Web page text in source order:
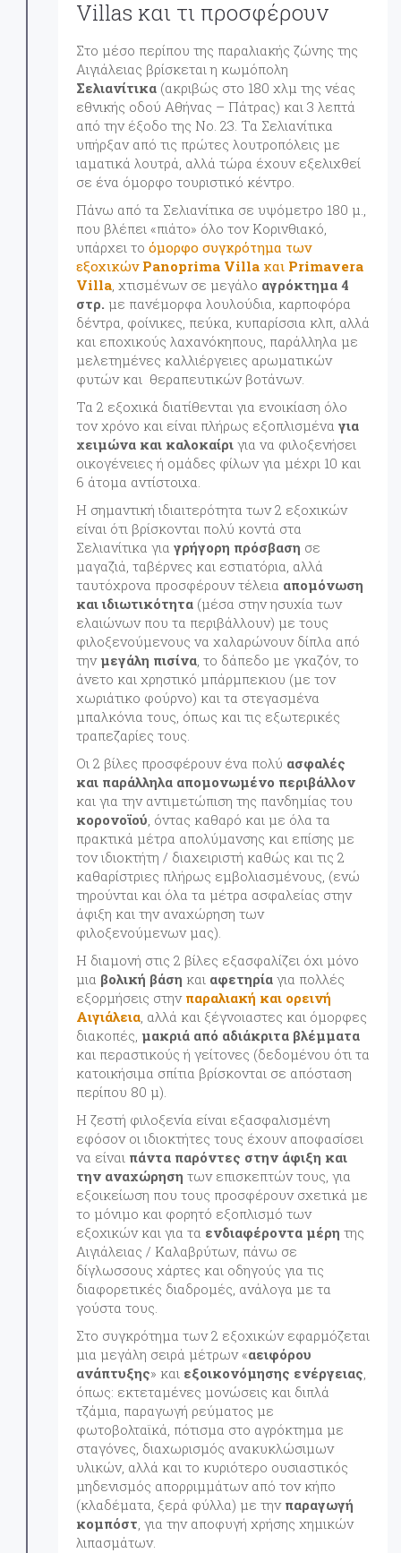
Villas και τι προσφέρουν
Στο μέσο περίπου της παραλιακής ζώνης της
Αιγιάλειας βρίσκεται η κωμόπολη
Σελιανίτικα (ακριβώς στο 180 χλμ της νέας
εθνικής οδού Αθήνας – Πάτρας) και 3 λεπτά
από την έξοδο της Νο. 23. Τα Σελιανίτικα
υπήρξαν από τις πρώτες λουτροπόλεις με
ιαματικά λουτρά, αλλά τώρα έχουν εξελιχθεί
σε ένα όμορφο τουριστικό κέντρο.
Πάνω από τα Σελιανίτικα σε υψόμετρο 180 μ.,
που βλέπει «πιάτο» όλο τον Κορινθιακό,
υπάρχει το όμορφο συγκρότημα των
εξοχικών Panoprima Villa και Primavera
Villa, χτισμένων σε μεγάλο αγρόκτημα 4
στρ. με πανέμορφα λουλούδια, καρποφόρα
δέντρα, φοίνικες, πεύκα, κυπαρίσσια κλπ, αλλά
και εποχικούς λαχανόκηπους, παράλληλα με
μελετημένες καλλιέργειες αρωματικών
φυτών και θεραπευτικών βοτάνων.
Τα 2 εξοχικά διατίθενται για ενοικίαση όλο
τον χρόνο και είναι πλήρως εξοπλισμένα για
χειμώνα και καλοκαίρι για να φιλοξενήσει
οικογένειες ή ομάδες φίλων για μέχρι 10 και
6 άτομα αντίστοιχα.
Η σημαντική ιδιαιτερότητα των 2 εξοχικών
είναι ότι βρίσκονται πολύ κοντά στα
Σελιανίτικα για γρήγορη πρόσβαση σε
μαγαζιά, ταβέρνες και εστιατόρια, αλλά
ταυτόχρονα προσφέρουν τέλεια απομόνωση
και ιδιωτικότητα (μέσα στην ησυχία των
ελαιώνων που τα περιβάλλουν) με τους
φιλοξενούμενους να χαλαρώνουν δίπλα από
την μεγάλη πισίνα, το δάπεδο με γκαζόν, το
άνετο και χρηστικό μπάρμπεκιου (με τον
χωριάτικο φούρνο) και τα στεγασμένα
μπαλκόνια τους, όπως και τις εξωτερικές
τραπεζαρίες τους.
Οι 2 βίλες προσφέρουν ένα πολύ ασφαλές
και παράλληλα απομονωμένο περιβάλλον
και για την αντιμετώπιση της πανδημίας του
κορονοϊού, όντας καθαρό και με όλα τα
πρακτικά μέτρα απολύμανσης και επίσης με
τον ιδιοκτήτη / διαχειριστή καθώς και τις 2
καθαρίστριες πλήρως εμβολιασμένους, (ενώ
τηρούνται και όλα τα μέτρα ασφαλείας στην
άφιξη και την αναχώρηση των
φιλοξενούμενων μας).
Η διαμονή στις 2 βίλες εξασφαλίζει όχι μόνο
μια βολική βάση και αφετηρία για πολλές
εξορμήσεις στην παραλιακή και ορεινή
Αιγιάλεια, αλλά και ξέγνοιαστες και όμορφες
διακοπές, μακριά από αδιάκριτα βλέμματα
και περαστικούς ή γείτονες (δεδομένου ότι τα
κατοικήσιμα σπίτια βρίσκονται σε απόσταση
περίπου 80 μ).
Η ζεστή φιλοξενία είναι εξασφαλισμένη
εφόσον οι ιδιοκτήτες τους έχουν αποφασίσει
να είναι πάντα παρόντες στην άφιξη και
την αναχώρηση των επισκεπτών τους, για
εξοικείωση που τους προσφέρουν σχετικά με
το μόνιμο και φορητό εξοπλισμό των
εξοχικών και για τα ενδιαφέροντα μέρη της
Αιγιάλειας / Καλαβρύτων, πάνω σε
δίγλωσσους χάρτες και οδηγούς για τις
διαφορετικές διαδρομές, ανάλογα με τα
γούστα τους.
Στο συγκρότημα των 2 εξοχικών εφαρμόζεται
μια μεγάλη σειρά μέτρων «αειφόρου
ανάπτυξης» και εξοικονόμησης ενέργειας,
όπως: εκτεταμένες μονώσεις και διπλά
τζάμια, παραγωγή ρεύματος με
φωτοβολταϊκά, πότισμα στο αγρόκτημα με
σταγόνες, διαχωρισμός ανακυκλώσιμων
υλικών, αλλά και το κυριότερο ουσιαστικός
μηδενισμός απορριμμάτων από τον κήπο
(κλαδέματα, ξερά φύλλα) με την παραγωγή
κομπόστ, για την αποφυγή χρήσης χημικών
λιπασμάτων.